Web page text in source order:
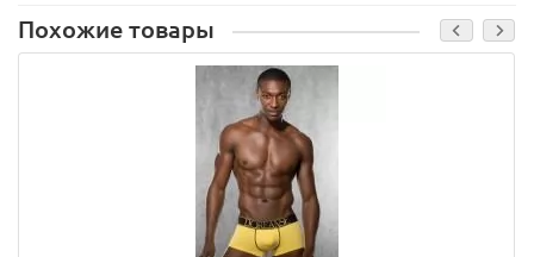
Похожие товары